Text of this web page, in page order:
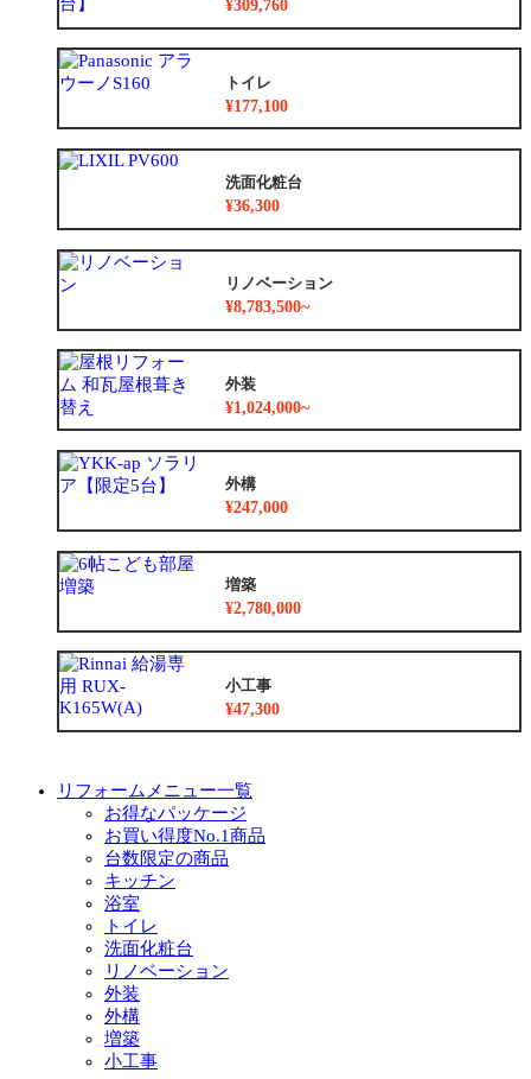
¥309,760
トイレ
¥177,100
洗面化粧台
¥36,300
リノベーション
¥8,783,500~
外装
¥1,024,000~
外構
¥247,000
増築
¥2,780,000
小工事
¥47,300
リフォームメニュー一覧
お得なパッケージ
お買い得度No.1商品
台数限定の商品
キッチン
浴室
トイレ
洗面化粧台
リノベーション
外装
外構
増築
小工事